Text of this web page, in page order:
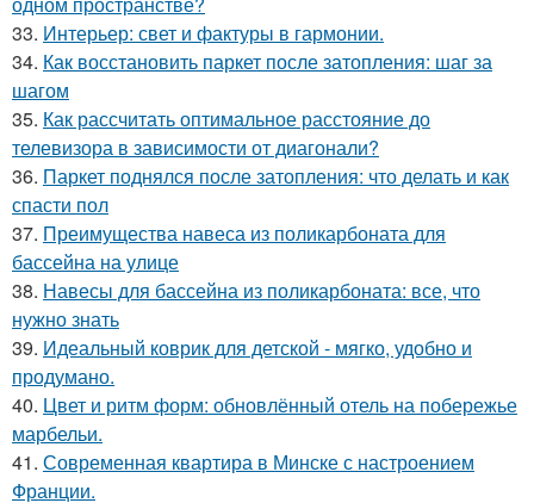
33. Интерьер: свет и фактуры в гармонии.
34. Как восстановить паркет после затопления: шаг за
шагом
35. Как рассчитать оптимальное расстояние до
телевизора в зависимости от диагонали?
36. Паркет поднялся после затопления: что делать и как
спасти пол
37. Преимущества навеса из поликарбоната для
бассейна на улице
38. Навесы для бассейна из поликарбоната: все, что
нужно знать
39. Идеальный коврик для детской - мягко, удобно и
продумано.
40. Цвет и ритм форм: обновлённый отель на побережье
марбельи.
41. Современная квартира в Минске с настроением
Франции.